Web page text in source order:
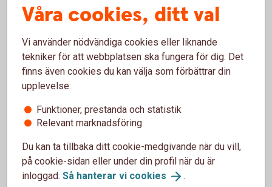
ISO20022-baserade betalningsfiler
High value payments flyttades till
ISO20022 i mars 2023
standard för en stor del av våra internationella
betalningar: EUR med större belopp (high value
payments) och internationella betalningar i andra
Våra cookies, ditt val
Vi använder nödvändiga cookies eller liknande
tekniker för att webbplatsen ska fungera för dig. Det
finns även cookies du kan välja som förbättrar din
upplevelse:
Funktioner, prestanda och statistik
Relevant marknadsföring
Du kan ta tillbaka ditt cookie-medgivande när du vill,
på cookie-sidan eller under din profil när du är
inloggad. Så hanterar vi cookies .